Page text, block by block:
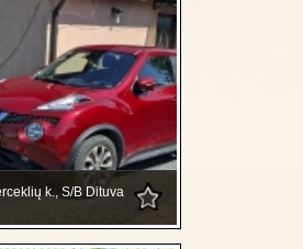
k., S/B Dituva